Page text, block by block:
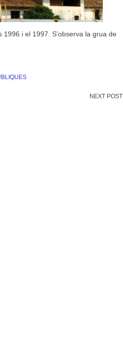
i el 1997. S’observa la grua de
NEXT POST